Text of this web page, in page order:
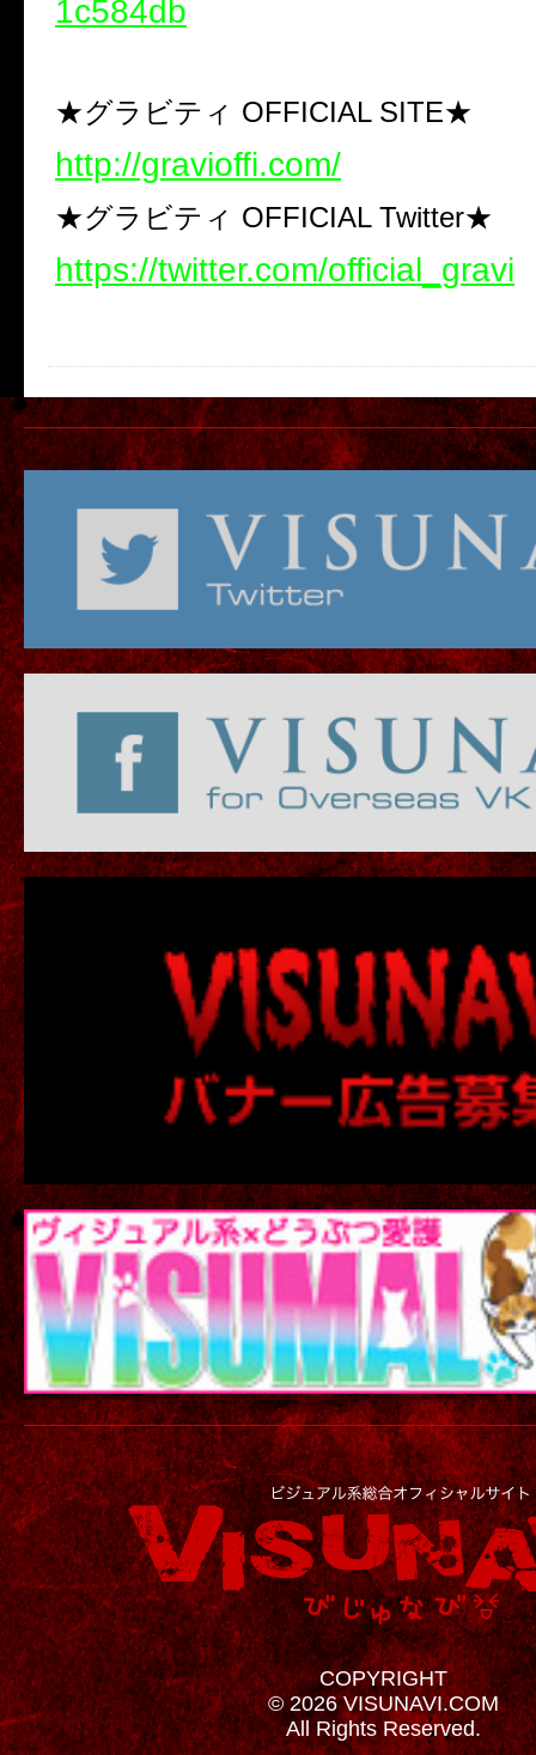
1c584db
★グラビティ OFFICIAL SITE★
http://gravioffi.com/
★グラビティ OFFICIAL Twitter★
https://twitter.com/official_gravi
COPYRIGHT
© 2026 VISUNAVI.COM
All Rights Reserved.